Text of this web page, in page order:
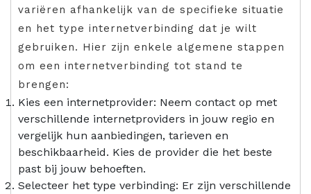
variëren afhankelijk van de specifieke situatie
en het type internetverbinding dat je wilt
gebruiken. Hier zijn enkele algemene stappen
om een internetverbinding tot stand te
brengen:
Kies een internetprovider: Neem contact op met
verschillende internetproviders in jouw regio en
vergelijk hun aanbiedingen, tarieven en
beschikbaarheid. Kies de provider die het beste
past bij jouw behoeften.
Selecteer het type verbinding: Er zijn verschillende